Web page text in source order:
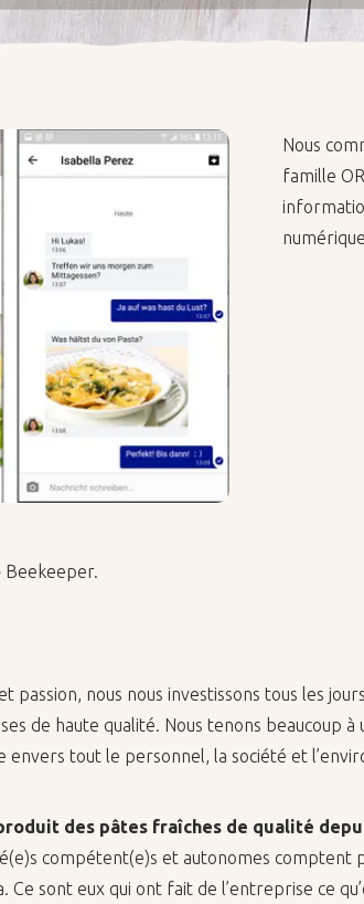
Nous
famille
Beekeeper.
pas­sion, nous nous in­ves­tis­sons tous les
de haute qua­lité. Nous te­nons beau­coup
en­vers tout le per­son­nel, la so­ciété et
des pâtes fraîches de qua­lité
com­pé­tent(e)s et au­to­nomes comptent
Ce sont eux qui ont fait de l’en­tre­prise ce